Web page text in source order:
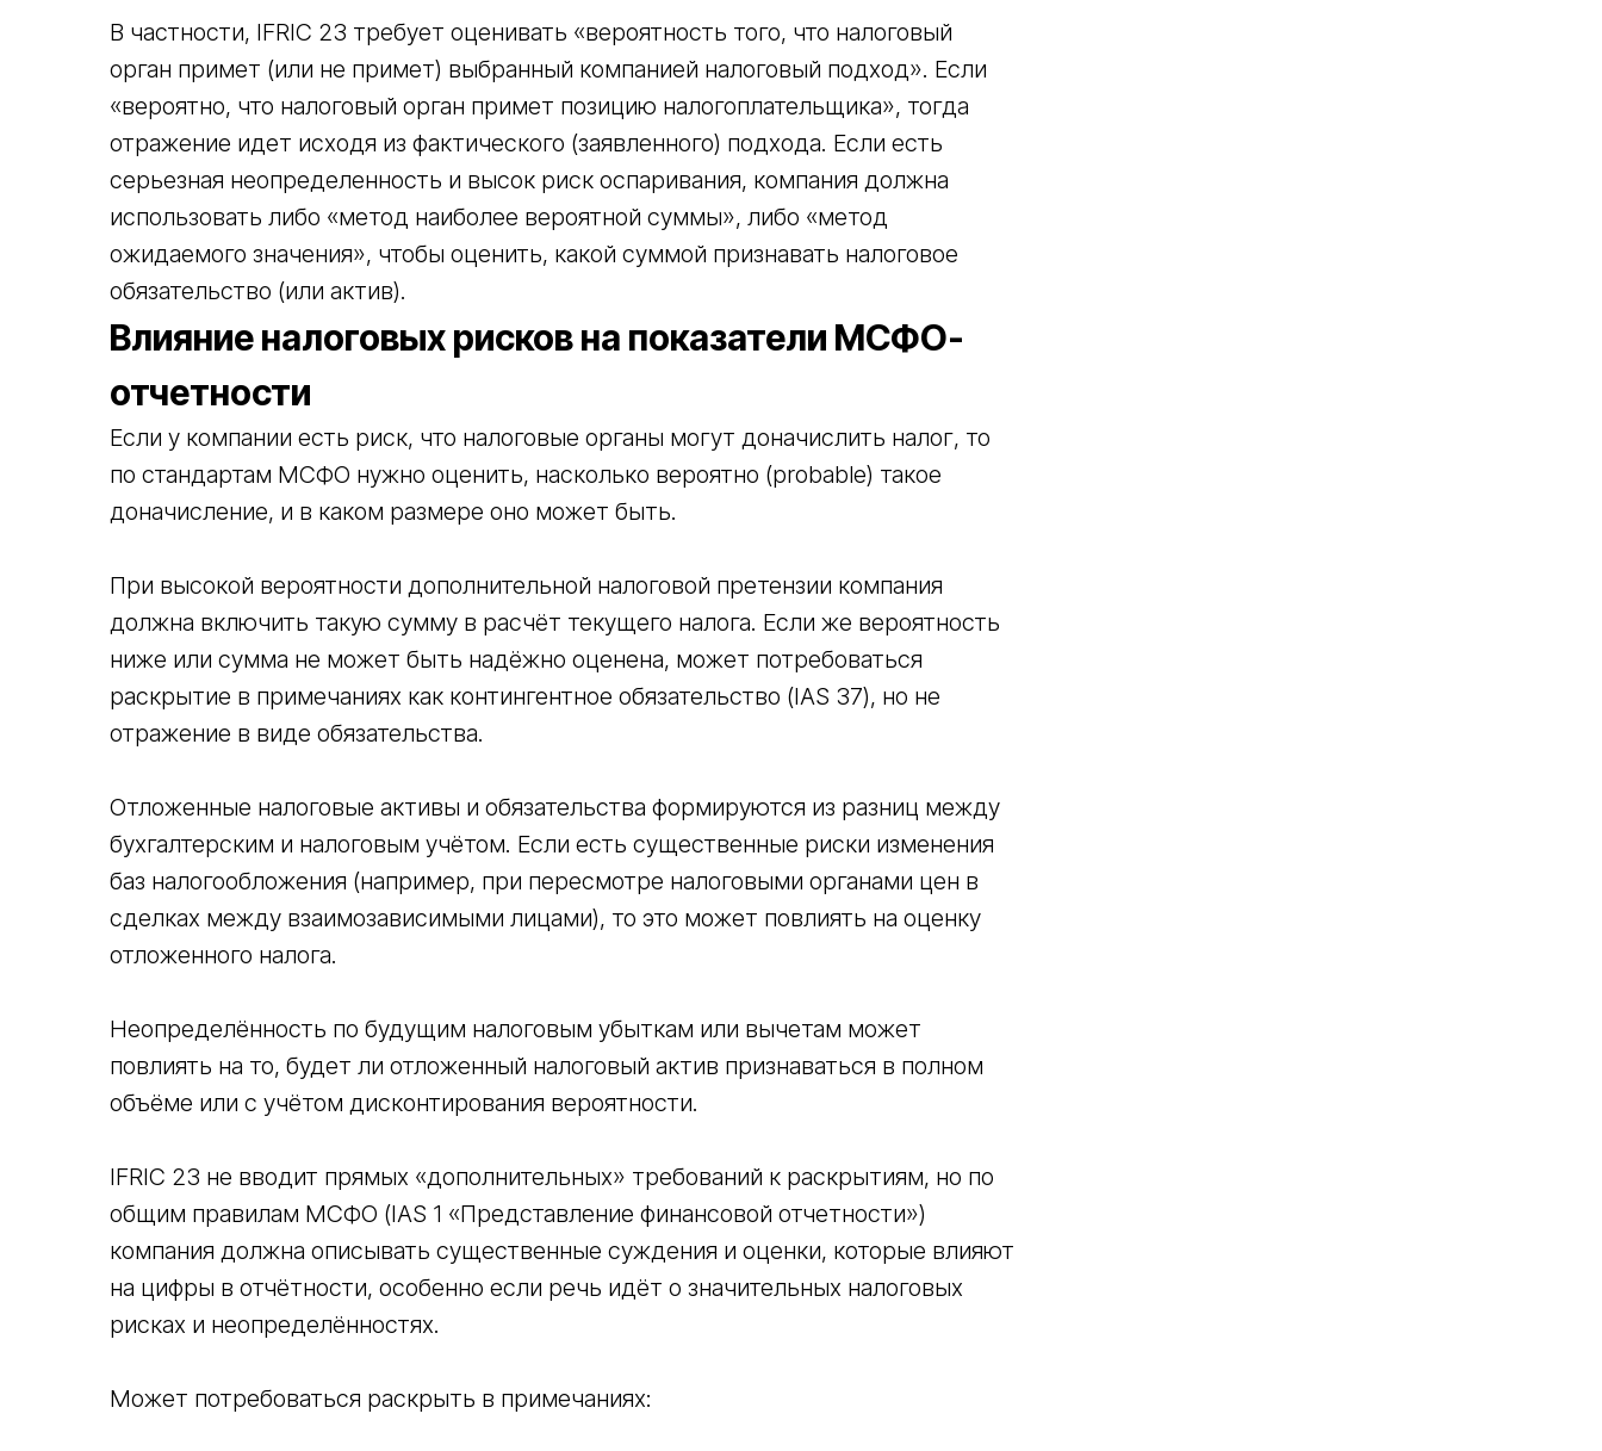
В частности, IFRIC 23 требует оценивать «вероятность того, что налоговый
орган примет (или не примет) выбранный компанией налоговый подход». Если
«вероятно, что налоговый орган примет позицию налогоплательщика», тогда
отражение идет исходя из фактического (заявленного) подхода. Если есть
серьезная неопределенность и высок риск оспаривания, компания должна
использовать либо «метод наиболее вероятной суммы», либо «метод
ожидаемого значения», чтобы оценить, какой суммой признавать налоговое
обязательство (или актив).
Влияние налоговых рисков на показатели МСФО-
отчетности
Если у компании есть риск, что налоговые органы могут доначислить налог, то
по стандартам МСФО нужно оценить, насколько вероятно (probable) такое
доначисление, и в каком размере оно может быть.
При высокой вероятности дополнительной налоговой претензии компания
должна включить такую сумму в расчёт текущего налога. Если же вероятность
ниже или сумма не может быть надёжно оценена, может потребоваться
раскрытие в примечаниях как контингентное обязательство (IAS 37), но не
отражение в виде обязательства.
Отложенные налоговые активы и обязательства формируются из разниц между
бухгалтерским и налоговым учётом. Если есть существенные риски изменения
баз налогообложения (например, при пересмотре налоговыми органами цен в
сделках между взаимозависимыми лицами), то это может повлиять на оценку
отложенного налога.
Неопределённость по будущим налоговым убыткам или вычетам может
повлиять на то, будет ли отложенный налоговый актив признаваться в полном
объёме или с учётом дисконтирования вероятности.
IFRIC 23 не вводит прямых «дополнительных» требований к раскрытиям, но по
общим правилам МСФО (IAS 1 «Представление финансовой отчетности»)
компания должна описывать существенные суждения и оценки, которые влияют
на цифры в отчётности, особенно если речь идёт о значительных налоговых
рисках и неопределённостях.
Может потребоваться раскрыть в примечаниях: